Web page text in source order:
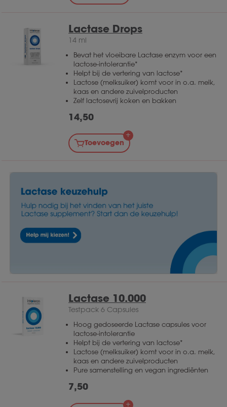
Lactase Drops
14 ml
Bevat het vloeibare Lactase enzym voor een
lactose-intolerantie*
Helpt bij de vertering van lactose*
Lactose (melksuiker) komt voor in o.a. melk,
kaas en andere zuivelproducten
Zelf lactosevrij koken en bakken
14,50
Toevoegen
Lactase 10.000
Testpack 6 Capsules
Hoog gedoseerde Lactase capsules voor
lactose-intolerantie
Helpt bij de vertering van lactose*
Lactose (melksuiker) komt voor in o.a. melk,
kaas en andere zuivelproducten
Pure samenstelling en vegan ingrediënten
7,50